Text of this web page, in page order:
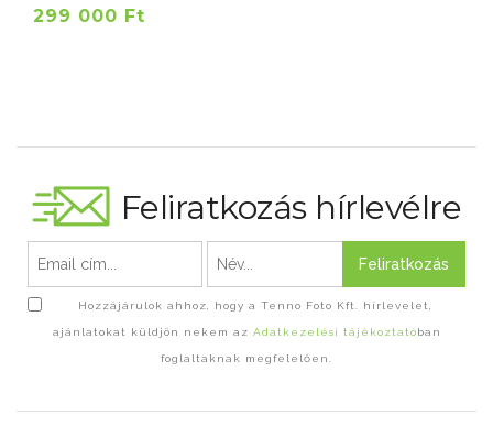
299 000 Ft
Feliratkozás hírlevélre
Feliratkozás
Hozzájárulok ahhoz, hogy a Tenno Foto Kft. hírlevelet,
ajánlatokat küldjön nekem az Adatkezelési tájékoztatóban
foglaltaknak megfelelően.